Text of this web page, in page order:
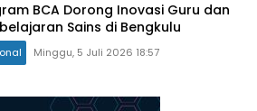
BCA Dorong Inovasi Guru dan
Sains di Bengkulu
Minggu, 5 Juli 2026 18:57